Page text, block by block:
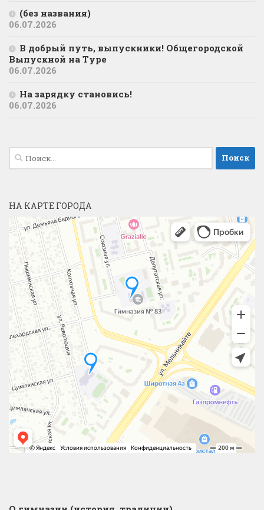
(без названия)
06.07.2026
В добрый путь, выпускники! Общегородской
Выпускной на Туре
06.07.2026
На зарядку становись!
06.07.2026
Найти:
НА КАРТЕ ГОРОДА